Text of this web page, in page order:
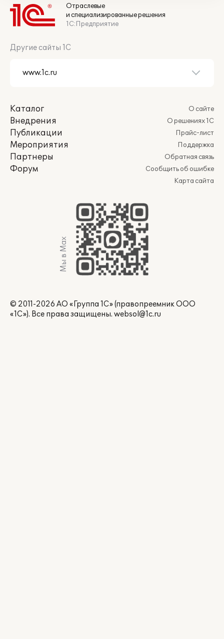
Отраслевые
и специализированные решения
1С:Предприятие
Другие сайты 1С
Каталог
Внедрения
Публикации
Мероприятия
Партнеры
Форум
О сайте
О решениях 1С
Прайс-лист
Поддержка
Обратная связь
Сообщить об ошибке
Карта сайта
Мы в Max
© 2011-2026 АО «Группа 1С» (правопреемник ООО
«1С»). Все права защищены. websol@1c.ru